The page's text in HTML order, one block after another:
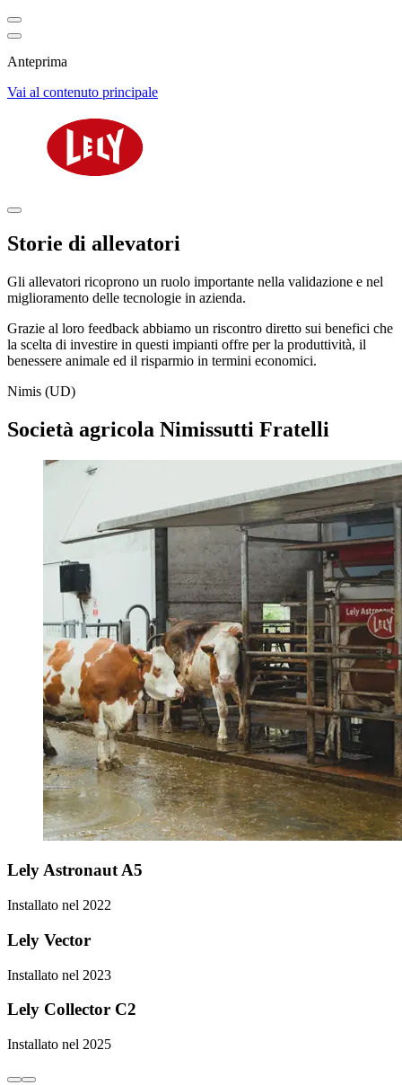
Anteprima
Vai al contenuto principale
Storie di allevatori
Gli allevatori ricoprono un ruolo importante nella validazione e nel
miglioramento delle tecnologie in azienda.
Grazie al loro feedback abbiamo un riscontro diretto sui benefici che
la scelta di investire in questi impianti offre per la produttività, il
benessere animale ed il risparmio in termini economici.
Nimis (UD)
Società agricola Nimissutti Fratelli
Lely Astronaut A5
Installato nel 2022
Lely Vector
Installato nel 2023
Lely Collector C2
Installato nel 2025